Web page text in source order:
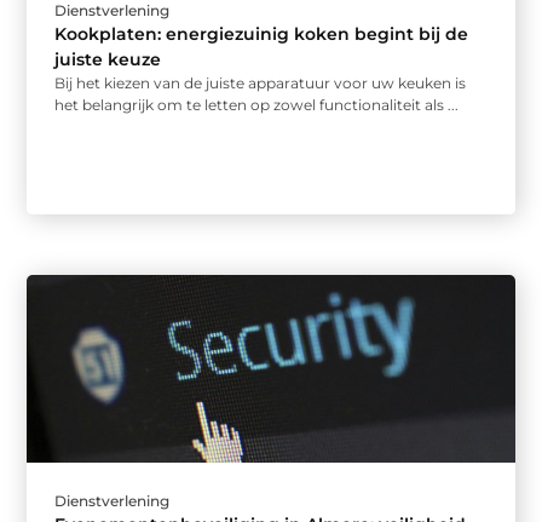
Dienstverlening
Kookplaten: energiezuinig koken begint bij de
juiste keuze
Bij het kiezen van de juiste apparatuur voor uw keuken is
het belangrijk om te letten op zowel functionaliteit als ...
Dienstverlening